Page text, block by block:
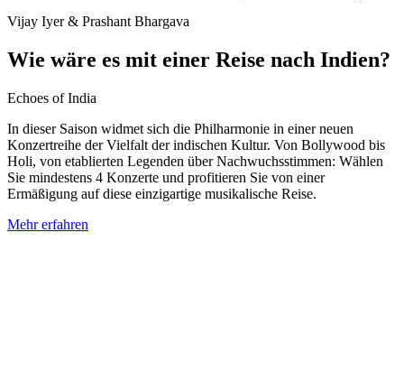
Vijay Iyer & Prashant Bhargava
Wie wäre es mit einer Reise nach Indien?
Echoes of India
In dieser Saison widmet sich die Philharmonie in einer neuen
Konzertreihe der Vielfalt der indischen Kultur. Von Bollywood bis
Holi, von etablierten Legenden über Nachwuchsstimmen: Wählen
Sie mindestens 4 Konzerte und profitieren Sie von einer
Ermäßigung auf diese einzigartige musikalische Reise.
Mehr erfahren